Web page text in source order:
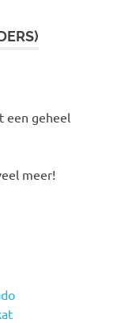
een geheel
meer!